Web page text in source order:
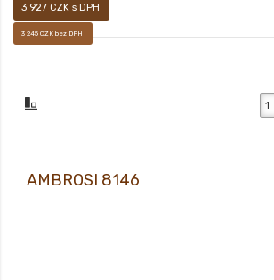
3 927 CZK s DPH
3 245 CZK bez DPH
AMBROSI 8146